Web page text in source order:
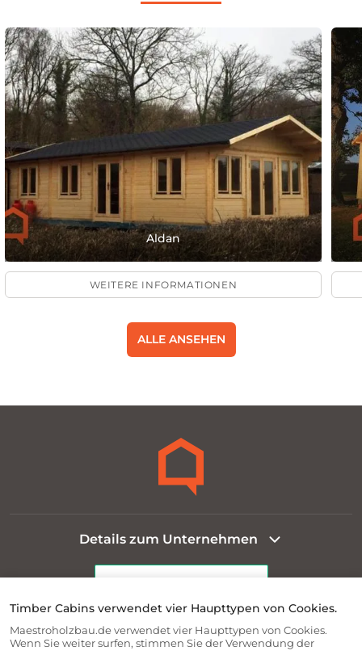
Aldan
WEITERE INFORMATIONEN
ALLE ANSEHEN
Details zum Unternehmen
Rechtliche Informationen
Timber Cabins verwendet vier Haupttypen von Cookies.
Maestroholzbau.de verwendet vier Haupttypen von Cookies.
Wenn Sie weiter surfen, stimmen Sie der Verwendung der